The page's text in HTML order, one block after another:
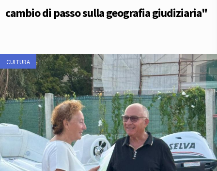
cambio di passo sulla geografia giudiziaria"
CULTURA